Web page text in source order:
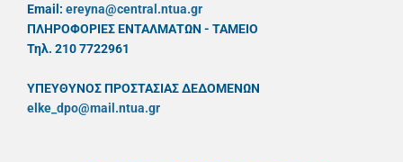
Email: ereyna@central.ntua.gr
ΠΛΗΡΟΦΟΡΙΕΣ ΕΝΤΑΛΜΑΤΩΝ - ΤΑΜΕΙΟ
Τηλ. 210 7722961
ΥΠΕΥΘYΝΟΣ ΠΡΟΣΤΑΣΙΑΣ ΔΕΔΟΜΕΝΩΝ
elke_dpo@mail.ntua.gr